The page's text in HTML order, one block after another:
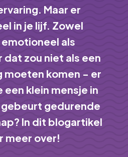
Maar er
in je lijf. Zowel
als
dat zou niet als een
moeten komen - er
klein mensje in
gedurende
In dit blogartikel
meer over!